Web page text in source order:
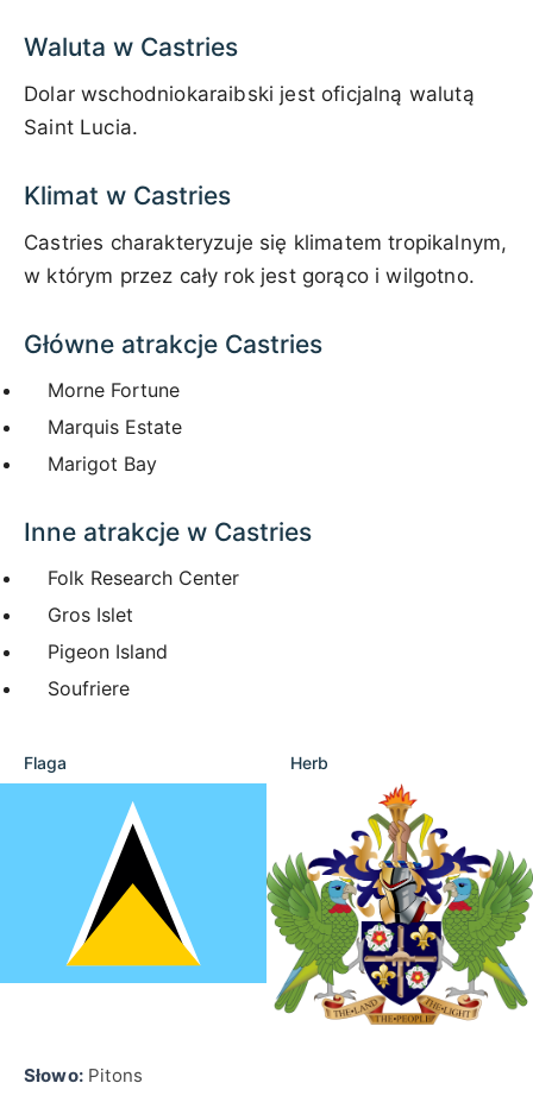
Waluta w Castries
Dolar wschodniokaraibski jest oficjalną walutą
Saint Lucia.
Klimat w Castries
Castries charakteryzuje się klimatem tropikalnym,
w którym przez cały rok jest gorąco i wilgotno.
Główne atrakcje Castries
Morne Fortune
Marquis Estate
Marigot Bay
Inne atrakcje w Castries
Folk Research Center
Gros Islet
Pigeon Island
Soufriere
Flaga Herb
Słowo:Pitons